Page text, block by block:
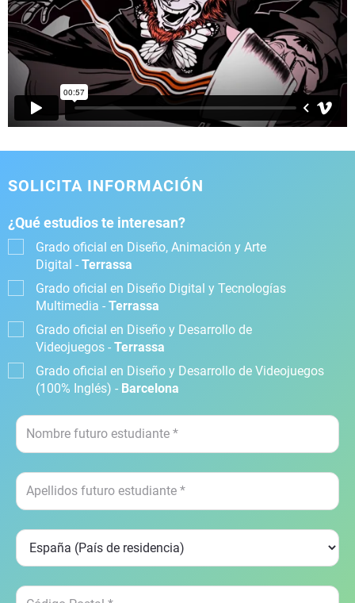
SOLICITA INFORMACIÓN
¿Qué estudios te interesan?
Grado oficial en Diseño, Animación y Arte
Digital - Terrassa
Grado oficial en Diseño Digital y Tecnologías
Multimedia - Terrassa
Grado oficial en Diseño y Desarrollo de
Videojuegos - Terrassa
Grado oficial en Diseño y Desarrollo de Videojuegos
(100% Inglés) - Barcelona